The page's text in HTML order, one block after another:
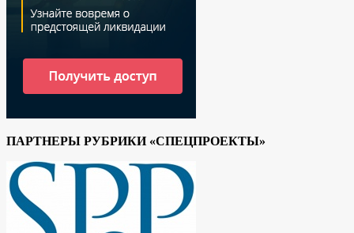
ПАРТНЕРЫ РУБРИКИ «СПЕЦПРОЕКТЫ»